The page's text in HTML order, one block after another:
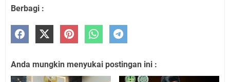
Berbagi :
Anda mungkin menyukai postingan ini :